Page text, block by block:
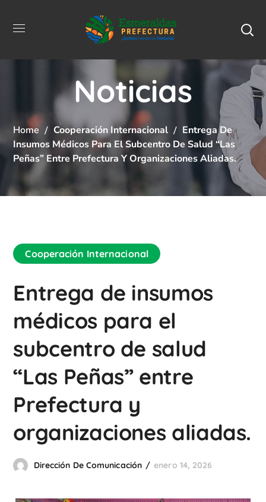
Noticias
Home Cooperación Internacional
Entrega De
Insumos Médicos Para El Subcentro De Salud “Las
Peñas” Entre Prefectura Y Organizaciones Aliadas.
Cooperación Internacional
Entrega de insumos
médicos para el
subcentro de salud
“Las Peñas” entre
Prefectura y
organizaciones aliadas.
Dirección De Comunicación enero 14, 2026